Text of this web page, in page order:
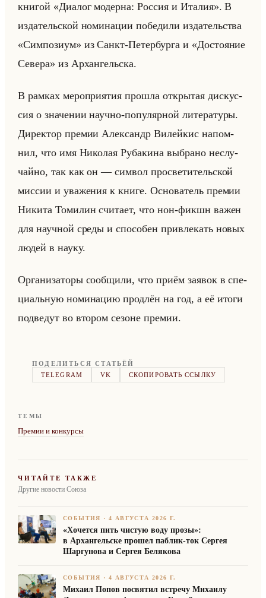
кни­гой «Диалог модерна: Россия и Италия». В
из­да­тельской но­ми­на­ции по­бе­ди­ли из­да­тельства
«Симпозиум» из Санкт-Пе­тер­бур­га и «Достояние
Севера» из Ар­хан­гельска.
В рам­ках ме­ро­при­ятия про­шла от­кры­тая дис­кус­
сия о зна­че­нии на­уч­но-по­пу­ляр­ной ли­те­ра­ту­ры.
Ди­рек­тор пре­мии Алек­сандр Ви­лейкис на­пом­
нил, что имя Ни­ко­лая Ру­ба­ки­на вы­бра­но неслу­
чайно, так как он — сим­вол про­све­ти­тельской
мис­сии и ува­же­ния к книге. Ос­но­ва­тель пре­мии
Ни­ки­та То­ми­лин счи­та­ет, что нон-фикшн важен
для на­уч­ной среды и спо­со­бен при­вле­кать новых
людей в науку.
Ор­га­ни­за­то­ры со­об­щи­ли, что приём за­явок в спе­
ци­альную но­ми­на­цию про­длён на год, а её итоги
под­ве­дут во вто­ром се­зоне пре­мии.
ПОДЕЛИТЬСЯ СТАТЬЁЙ
TELEGRAM
VK СКОПИРОВАТЬ ССЫЛКУ
ТЕМЫ
Премии и конкурсы
ЧИТАЙТЕ ТАКЖЕ
Другие новости Союза
СОБЫТИЯ ·4 АВГУСТА 2026 Г.
«Хочется пить чистую воду прозы»:
в Архангельске прошел паблик-ток Сергея
Шаргунова и Сергея Белякова
СОБЫТИЯ ·4 АВГУСТА 2026 Г.
Михаил Попов посвятил встречу Михаилу